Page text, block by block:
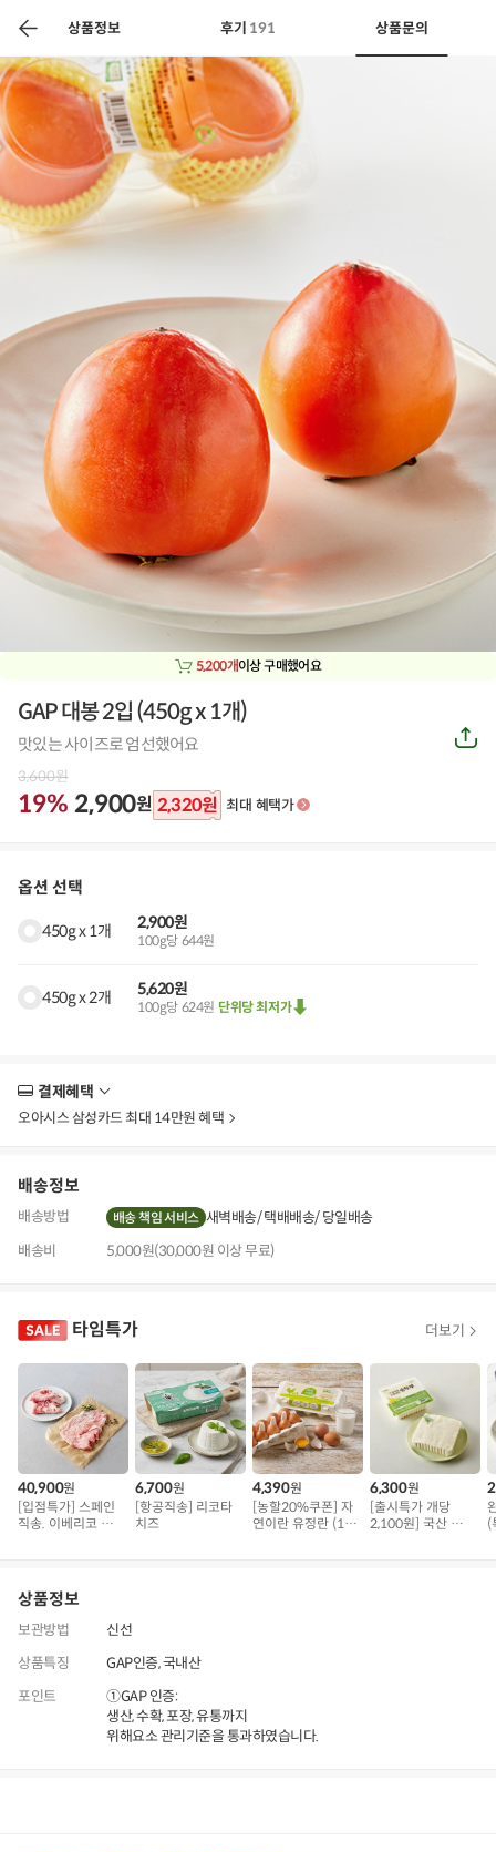
상품정보 후기 191 상품문의
공인 농축산물할인
5,200개이상 구매했어요
GAP 대봉 2입 (450g x 1개)
맛있는 사이즈로 엄선했어요
3,600원
19% 2,900원 2,320원 최대 혜택가
공
유
옵션 선택
450g x 1개 2,900원
100g당 644원
450g x 2개 5,620원
100g당 624원 단위당 최저가
결제혜택
보
오아시스 삼성카드 최대 14만원 혜택
배송정보
배송방법 배송 책임 서비스 새벽배송 택배배송 당일배송
배송비
5,000원(30,000원 이상 무료)
타임특가 더보기
40,900원
[입점특가] 스페인
직송. 이베리코 삼
6,700원
[항공직송] 리코타
치즈
4,390원
[농할20%쿠폰] 자
연이란 유정란 (10
6,300원
[출시특가 개당
2,100원] 국산 무농
(
상품정보
보관방법
신선
상품특징
GAP인증, 국내산
포인트
①GAP 인증:
생산, 수확, 포장, 유통까지
위해요소 관리기준을 통과하였습니다.